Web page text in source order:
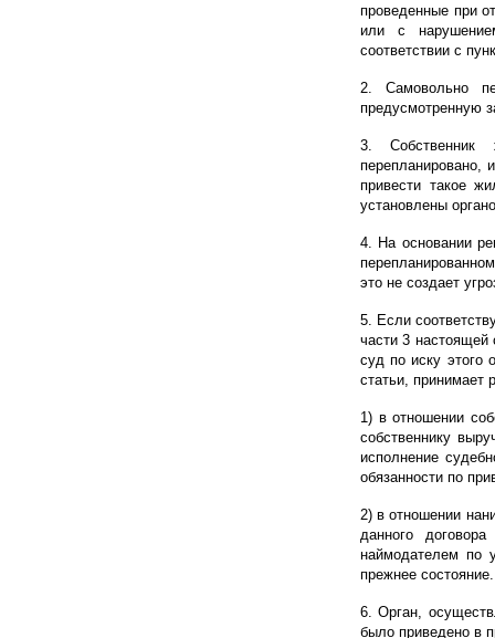
проведенные при
или с
соответствии с
2. Самовольно
предусмотренную
3. Собственник
перепланировано,
привести такое
установлены
4. На основании
это не создает
5. Если
части 3 настоящей
суд по иску этого
статьи, принимает
1) в отношении
собственнику
исполнение
обязанности по
2) в отношении
данного
наймодателем по
прежнее состояние.
6. Орган,
было приведено в